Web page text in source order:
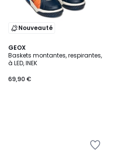
Nouveauté
GEOX
Baskets montantes, respirantes,
à LED, INEK
69,90 €